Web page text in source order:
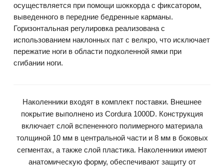
осуществляется при помощи шоккорда с фиксатором,
выведенного в передние бедренные карманы.
Горизонтальная регулировка реализована с
использованием наклонных пат с велкро, что исключает
пережатие ноги в области подколенной ямки при
сгибании ноги.
Наколенники входят в комплект поставки. Внешнее
покрытие выполнено из Cordura 1000D. Конструкция
включает слой вспененного полимерного материала
толщиной 10 мм в центральной части и 8 мм в боковых
сегментах, а также слой пластика. Наколенники имеют
анатомическую форму, обеспечивают защиту от